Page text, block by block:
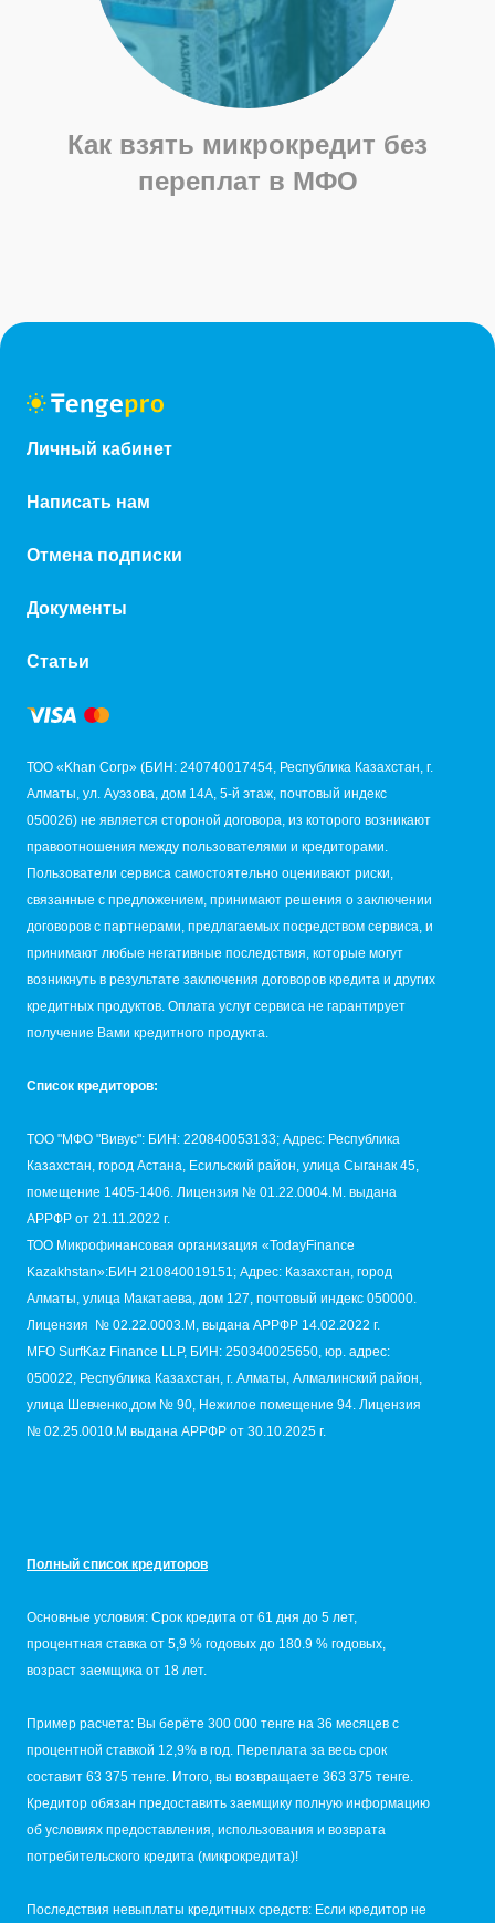
Как взять микрокредит без
переплат в МФО
Личный кабинет
Написать нам
Отмена подписки
Документы
Статьи
ТОО «Khan Corp» (БИН: 240740017454, Республика Казахстан, г.
Алматы, ул. Ауэзова, дом 14А, 5-й этаж, почтовый индекс
050026) не является стороной договора, из которого возникают
правоотношения между пользователями и кредиторами.
Пользователи сервиса самостоятельно оценивают риски,
связанные с предложением, принимают решения о заключении
договоров с партнерами, предлагаемых посредством сервиса, и
принимают любые негативные последствия, которые могут
возникнуть в результате заключения договоров кредита и других
кредитных продуктов. Оплата услуг сервиса не гарантирует
получение Вами кредитного продукта.
Список кредиторов:
TОО "МФО "Вивус": БИН: 220840053133; Адрес: Республика
Казахстан, город Астана, Есильский район, улица Сыганак 45,
помещение 1405-1406. Лицензия № 01.22.0004.M. выдана
АРРФР от 21.11.2022 г.
ТОО Микрофинансовая организация «TodayFinance
Kazakhstan»:БИН 210840019151; Адрес: Казахстан, город
Алматы, улица Макатаева, дом 127, почтовый индекс 050000.
Лицензия № 02.22.0003.М, выдана АРРФР 14.02.2022 г.
MFO SurfKaz Finance LLP, БИН: 250340025650, юр. адрес:
050022, Республика Казахстан, г. Алматы, Алмалинский район,
улица Шевченко,дом № 90, Нежилое помещение 94. Лицензия
№ 02.25.0010.M выдана АРРФР от 30.10.2025 г.
Полный список кредиторов
Основные условия: Срок кредита от 61 дня до 5 лет,
процентная ставка от 5,9 % годовых до 180.9 % годовых,
возраст заемщика от 18 лет.
Пример расчета: Вы берёте 300 000 тенге на 36 месяцев с
процентной ставкой 12,9% в год. Переплата за весь срок
составит 63 375 тенге. Итого, вы возвращаете 363 375 тенге.
Кредитор обязан предоставить заемщику полную информацию
об условиях предоставления, использования и возврата
потребительского кредита (микрокредита)!
Последствия невыплаты кредитных средств: Если кредитор не